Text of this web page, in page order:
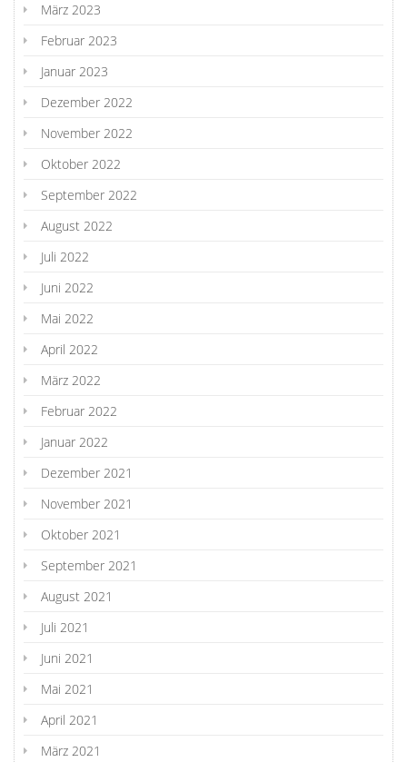
März 2023
Februar 2023
Januar 2023
Dezember 2022
November 2022
Oktober 2022
September 2022
August 2022
Juli 2022
Juni 2022
Mai 2022
April 2022
März 2022
Februar 2022
Januar 2022
Dezember 2021
November 2021
Oktober 2021
September 2021
August 2021
Juli 2021
Juni 2021
Mai 2021
April 2021
März 2021